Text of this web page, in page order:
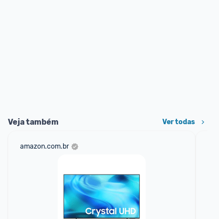
Veja também Ver todas
amazon.com.br